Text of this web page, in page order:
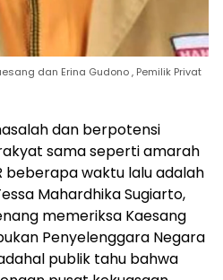
dan Erina Gudono , Pemilik Privat
dan berpotensi
sama seperti amarah
beberapa waktu lalu adalah
Mahardhika Sugiarto,
memeriksa Kaesang
Penyelenggara Negara
publik tahu bahwa